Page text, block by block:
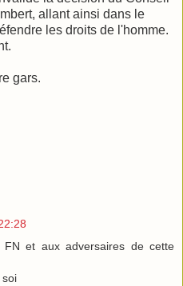
allant ainsi dans le
les droits de l'homme.
gars.
et aux adversaires de cette